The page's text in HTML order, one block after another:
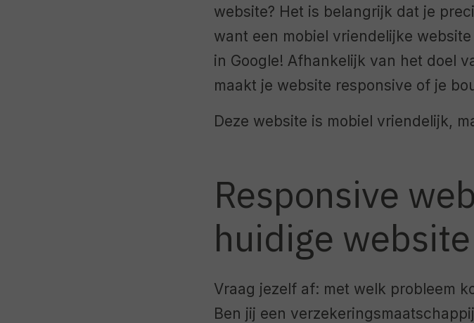
website? Het is belangrijk dat je
want een mobiel vriendelijke
in Google! Afhankelijk van het doel
maakt je website responsive of je
Deze website is mobiel vriendelijk,
Responsive
huidige
Vraag jezelf af: met welk probleem
Ben jij een